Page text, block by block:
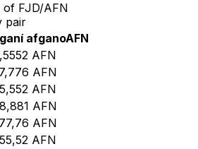
of FJD/AFN
pair
afganoAFN
AFN
AFN
AFN
AFN
AFN
AFN